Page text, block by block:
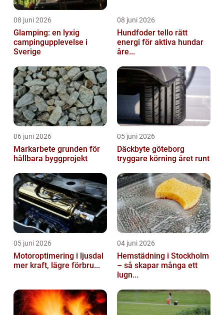
08 juni 2026
Glamping: en lyxig
campingupplevelse i
Sverige
08 juni 2026
Hundfoder tello rätt
energi för aktiva hundar
åre...
06 juni 2026
Markarbete grunden för
hållbara byggprojekt
05 juni 2026
Däckbyte göteborg
tryggare körning året runt
05 juni 2026
Motoroptimering i ljusdal
mer kraft, lägre förbru...
04 juni 2026
Hemstädning i Stockholm
– så skapar många ett
lugn...